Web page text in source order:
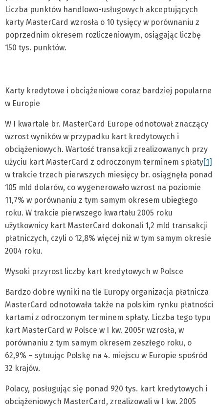
Liczba punktów handlowo-usługowych akceptujących
karty MasterCard wzrosła o 10 tysięcy w porównaniu z
poprzednim okresem rozliczeniowym, osiągając liczbę
150 tys. punktów.
Karty kredytowe i obciążeniowe coraz bardziej popularne
w Europie
W I kwartale br. MasterCard Europe odnotował znaczący
wzrost wyników w przypadku kart kredytowych i
obciążeniowych. Wartość transakcji zrealizowanych przy
użyciu kart MasterCard z odroczonym terminem spłaty[1]
w trakcie trzech pierwszych miesięcy br. osiągnęła ponad
105 mld dolarów, co wygenerowało wzrost na poziomie
11,7% w porównaniu z tym samym okresem ubiegłego
roku. W trakcie pierwszego kwartału 2005 roku
użytkownicy kart MasterCard dokonali 1,2 mld transakcji
płatniczych, czyli o 12,8% więcej niż w tym samym okresie
2004 roku.
Wysoki przyrost liczby kart kredytowych w Polsce
Bardzo dobre wyniki na tle Europy organizacja płatnicza
MasterCard odnotowała także na polskim rynku płatności
kartami z odroczonym terminem spłaty. Liczba tego typu
kart MasterCard w Polsce w I kw. 2005r wzrosła, w
porównaniu z tym samym okresem zeszłego roku, o
62,9% – sytuując Polskę na 4. miejscu w Europie spośród
32 krajów.
Polacy, posługując się ponad 920 tys. kart kredytowych i
obciążeniowych MasterCard, zrealizowali w I kw. 2005